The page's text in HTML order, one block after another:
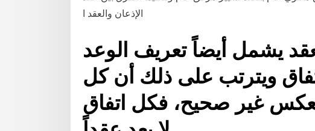
الإذعان والعقد ا
يشمل أيضاً تعريف الوعد
اتفاق ويترتب على ذلك أن كل
غير صحيح، فكل اتفاق